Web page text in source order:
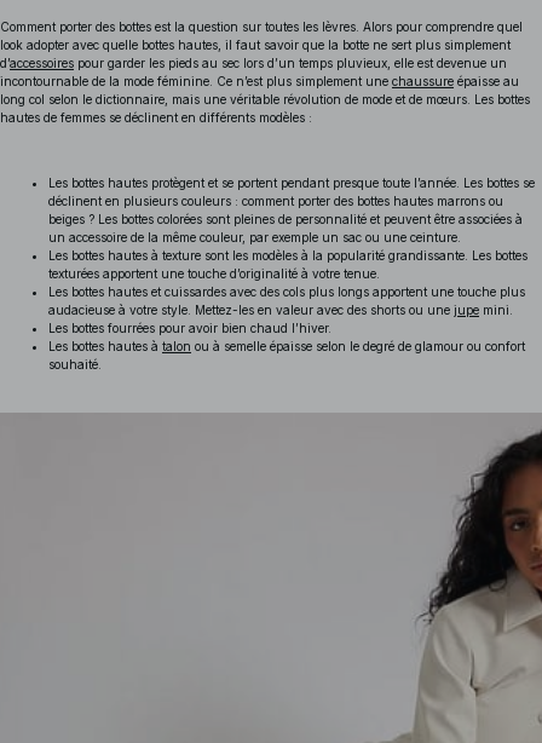
Comment porter des bottes est la question sur toutes les lèvres. Alors pour comprendre quel
look adopter avec quelle bottes hautes, il faut savoir que la botte ne sert plus simplement
d’accessoires pour garder les pieds au sec lors d’un temps pluvieux, elle est devenue un
incontournable de la mode féminine. Ce n’est plus simplement une chaussure épaisse au
long col selon le dictionnaire, mais une véritable révolution de mode et de mœurs. Les bottes
hautes de femmes se déclinent en différents modèles :
Les bottes hautes protègent et se portent pendant presque toute l’année. Les bottes se
déclinent en plusieurs couleurs : comment porter des bottes hautes marrons ou
beiges ? Les bottes colorées sont pleines de personnalité et peuvent être associées à
un accessoire de la même couleur, par exemple un sac ou une ceinture.
Les bottes hautes à texture sont les modèles à la popularité grandissante. Les bottes
texturées apportent une touche d’originalité à votre tenue.
Les bottes hautes et cuissardes avec des cols plus longs apportent une touche plus
audacieuse à votre style. Mettez-les en valeur avec des shorts ou une jupe mini.
Les bottes fourrées pour avoir bien chaud l’hiver.
Les bottes hautes à talon ou à semelle épaisse selon le degré de glamour ou confort
souhaité.